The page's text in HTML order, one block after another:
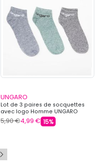
UNGARO
Lot de 3 paires de socquettes
avec logo Homme UNGARO
5,90 €4,99 € 15%